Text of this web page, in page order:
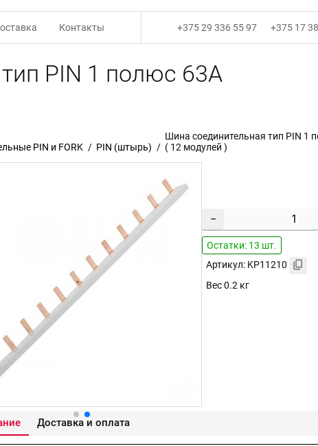
Контакты +375 29 336 55 97 +375 17
PIN 1 полюс 63А
PIN и FORK PIN (штырь)
Шина соединительная тип PIN 1
( 12 модулей )
−
Остатки: 13 шт.
Артикул: KP11210
Вес 0.2 кг
Доставка и оплата